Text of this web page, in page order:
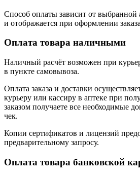
Способ оплаты зависит от
и отображается при оформлении
Оплата товара наличными
Наличный расчёт возможен при
в пункте самовывоза.
Оплата заказа и доставки
курьеру или кассиру в аптеке при
заказом получаете все необходимые
чек.
Копии сертификатов и лицензий
предварительному запросу.
Оплата товара банковской